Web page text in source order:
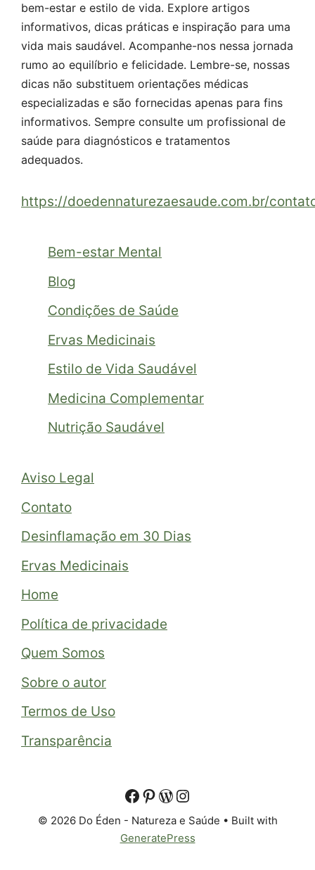
bem-estar e estilo de vida. Explore artigos
informativos, dicas práticas e inspiração para uma
vida mais saudável. Acompanhe-nos nessa jornada
rumo ao equilíbrio e felicidade. Lembre-se, nossas
dicas não substituem orientações médicas
especializadas e são fornecidas apenas para fins
informativos. Sempre consulte um profissional de
saúde para diagnósticos e tratamentos
adequados.
https://doedennaturezaesaude.com.br/
Bem-estar Mental
Blog
Condições de Saúde
Ervas Medicinais
Estilo de Vida Saudável
Medicina Complementar
Nutrição Saudável
Aviso Legal
Contato
Desinflamação em 30 Dias
Ervas Medicinais
Home
Política de privacidade
Quem Somos
Sobre o autor
Termos de Uso
Transparência
© 2026 Do Éden - Natureza e Saúde • Built with
GeneratePress